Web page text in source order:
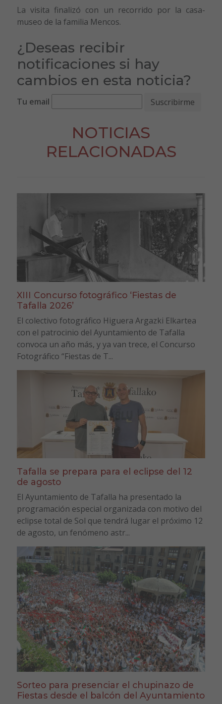
La visita finalizó con un recorrido por la casa-
museo de la familia Mencos.
¿Deseas recibir
notificaciones si hay
cambios en esta noticia?
Tu email
NOTICIAS
RELACIONADAS
XIII Concurso fotográfico ‘Fiestas de
Tafalla 2026’
El colectivo fotográfico Higuera Argazki Elkartea
con el patrocinio del Ayuntamiento de Tafalla
convoca un año más, y ya van trece, el Concurso
Fotográfico “Fiestas de T...
Tafalla se prepara para el eclipse del 12
de agosto
El Ayuntamiento de Tafalla ha presentado la
programación especial organizada con motivo del
eclipse total de Sol que tendrá lugar el próximo 12
de agosto, un fenómeno astr...
Sorteo para presenciar el chupinazo de
Fiestas desde el balcón del Ayuntamiento